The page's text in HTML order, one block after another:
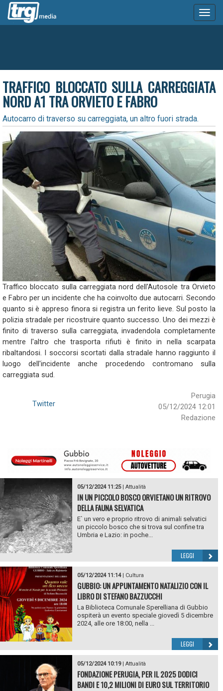
TRAFFICO BLOCCATO SULLA CARREGGIATA
NORD A1 TRA ORVIETO E FABRO
Autocarro di traverso su carreggiata, un altro fuori strada.
Traffico bloccato sulla carreggiata nord dell'Autosole tra Orvieto
e Fabro per un incidente che ha coinvolto due autocarri. Secondo
quanto si è appreso finora si registra un ferito lieve. Sul posto la
polizia stradale per ricostruire quanto successo. Uno dei mezzi è
finito di traverso sulla carreggiata, invadendola completamente
mentre l'altro che trasporta rifiuti è finito in nella scarpata
ribaltandosi. I soccorsi scortati dalla stradale hanno raggiunto il
luogo dell'incidente anche procedendo contromano sulla
carreggiata sud.
Perugia
05/12/2024 12:01
Redazione
Twitter
05/12/2024 11:25| Attualità
IN UN PICCOLO BOSCO ORVIETANO UN RITROVO
DELLA FAUNA SELVATICA
E` un vero e proprio ritrovo di animali selvatici
un piccolo bosco che si trova sul confine tra
Umbria e Lazio: in poche...
LEGGI
05/12/2024 11:14| Cultura
GUBBIO: UN APPUNTAMENTO NATALIZIO CON IL
LIBRO DI STEFANO BAZZUCCHI
La Biblioteca Comunale Sperelliana di Gubbio
ospiterà un evento speciale giovedì 5 dicembre
2024, alle ore 18:00, nella ...
LEGGI
05/12/2024 10:19| Attualità
FONDAZIONE PERUGIA, PER IL 2025 DODICI
BANDI E 10,2 MILIONI DI EURO SUL TERRITORIO